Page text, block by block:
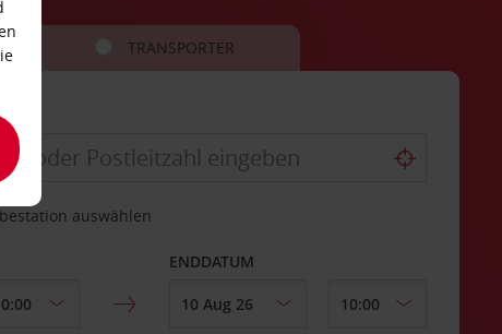
TRANSPORTER
auswählen
ENDDATUM